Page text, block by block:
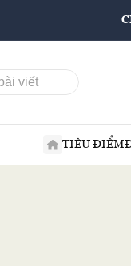
TIÊU ĐIỂM